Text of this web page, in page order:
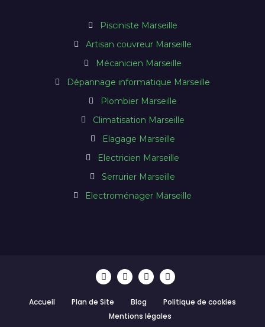
Pisciniste Marseille
Artisan couvreur Marseille
Mécanicien Marseille
Dépannage informatique Marseille
Plombier Marseille
Climatisation Marseille
Elagage Marseille
Electricien Marseille
Serrurier Marseille
Electroménager Marseille
Accueil Plan de Site Blog
Politique de cookies
Mentions légales